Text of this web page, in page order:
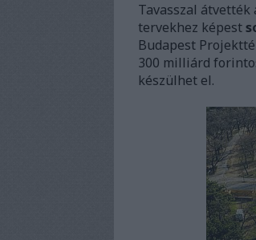
Tavasszal
tervekhez képest
Budapest
300 milliárd
készülhet el.